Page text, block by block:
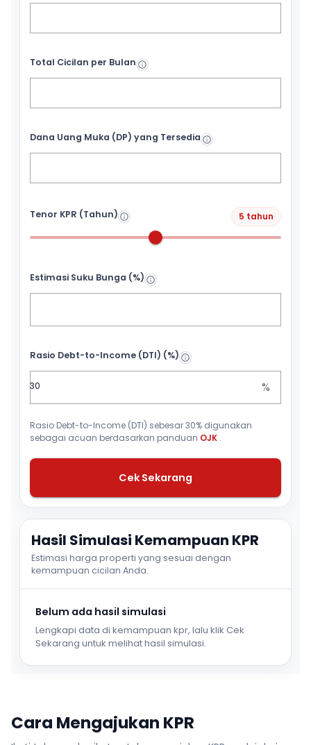
Total Cicilan per Bulan
Dana Uang Muka (DP) yang Tersedia
Tenor KPR (Tahun) 5 tahun
Estimasi Suku Bunga (%)
Rasio Debt-to-Income (DTI) (%)
%
Rasio Debt-to-Income (DTI) sebesar 30% digunakan
sebagai acuan berdasarkan panduan OJK .
Cek Sekarang
Hasil Simulasi Kemampuan KPR
Estimasi harga properti yang sesuai dengan
kemampuan cicilan Anda.
Belum ada hasil simulasi
Lengkapi data di kemampuan kpr, lalu klik Cek
Sekarang untuk melihat hasil simulasi.
Cara Mengajukan KPR